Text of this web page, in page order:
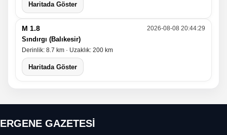
Haritada Göster
M 1.8 2026-08-08 20:44:29
Sındırgı (Balıkesir)
Derinlik: 8.7 km · Uzaklık: 200 km
Haritada Göster
ERGENE GAZETESİ